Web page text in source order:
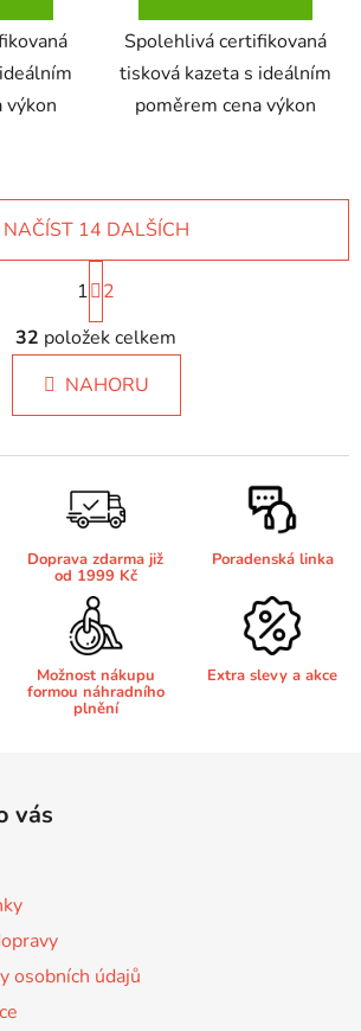
výkon
Spolehlivá certifikovaná
tisková kazeta s ideálním
poměrem cena výkon
O
v
l
á
d
a
í
p
r
v
k
y
v
ý
p
NAČÍST 14 DALŠÍCH
S
t
r
á
n
k
á
í
1
2
32 položek celkem
NAHORU
Doprava zdarma již
od 1999 Kč
Poradenská linka
Možnost nákupu
formou náhradního
plnění
Extra slevy a akce
vás
osobních údajů